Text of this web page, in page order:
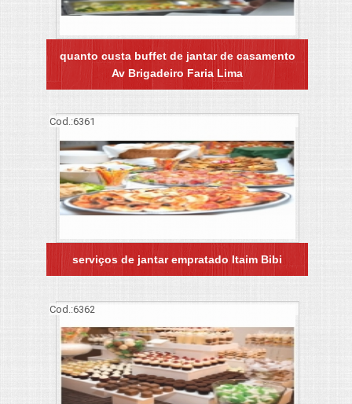
quanto custa buffet de jantar de casamento
Av Brigadeiro Faria Lima
Cod.:6361
serviços de jantar empratado Itaim Bibi
Cod.:6362